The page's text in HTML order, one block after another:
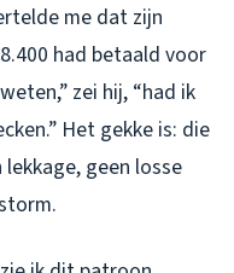
me dat zijn
had betaald voor
zei hij, “had ik
Het gekke is: die
geen losse